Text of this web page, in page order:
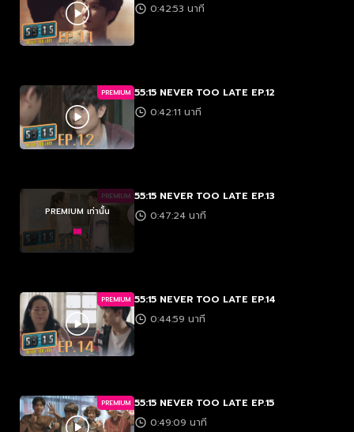
0:42:53 นาที
PREMIUM 55:15 NEVER TOO LATE EP.12
0:42:11 นาที
PREMIUM
PREMIUM เท่านั้น
55:15 NEVER TOO LATE EP.13
0:47:24 นาที
PREMIUM 55:15 NEVER TOO LATE EP.14
0:44:59 นาที
PREMIUM 55:15 NEVER TOO LATE EP.15
0:49:09 นาที